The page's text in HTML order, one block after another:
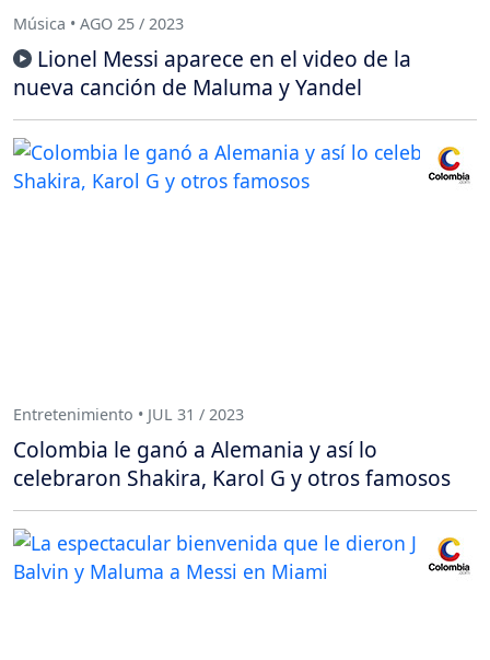
Música • AGO 25 / 2023
Lionel Messi aparece en el video de la
nueva canción de Maluma y Yandel
Entretenimiento • JUL 31 / 2023
Colombia le ganó a Alemania y así lo
celebraron Shakira, Karol G y otros famosos